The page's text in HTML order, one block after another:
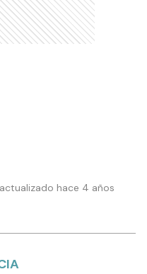
hace 4 años